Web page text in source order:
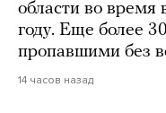
области во
году. Еще более
пропавшими без
14 часов назад